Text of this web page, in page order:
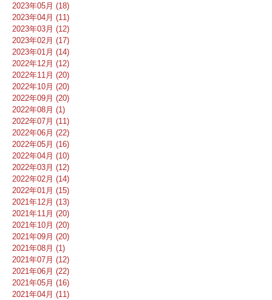
2023年05月 (18)
2023年04月 (11)
2023年03月 (12)
2023年02月 (17)
2023年01月 (14)
2022年12月 (12)
2022年11月 (20)
2022年10月 (20)
2022年09月 (20)
2022年08月 (1)
2022年07月 (11)
2022年06月 (22)
2022年05月 (16)
2022年04月 (10)
2022年03月 (12)
2022年02月 (14)
2022年01月 (15)
2021年12月 (13)
2021年11月 (20)
2021年10月 (20)
2021年09月 (20)
2021年08月 (1)
2021年07月 (12)
2021年06月 (22)
2021年05月 (16)
2021年04月 (11)